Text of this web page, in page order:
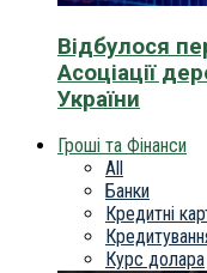
Відбулося
Асоціації
України
Гроші та Фінанси
All
Банки
Кредитні
Курс долара